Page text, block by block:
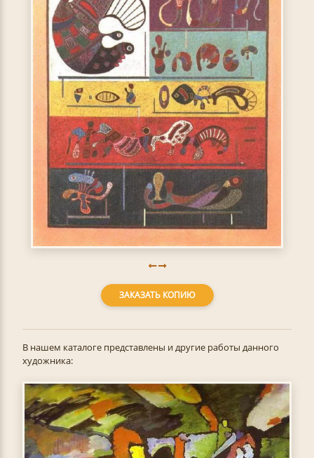
ЗАКАЗАТЬ КОПИЮ
В нашем каталоге представлены и другие работы данного
художника: